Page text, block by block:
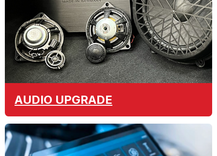
AUDIO UPGRADE